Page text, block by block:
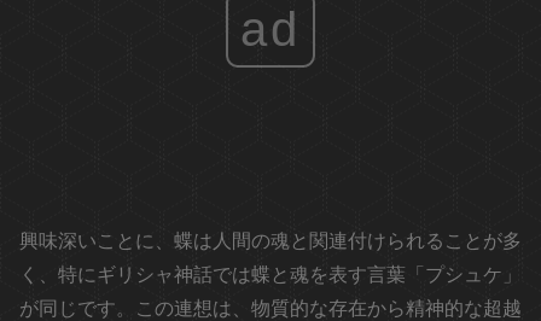
ad
興味深いことに、蝶は人間の魂と関連付けられることが多
く、特にギリシャ神話では蝶と魂を表す言葉「プシュケ」
が同じです。この連想は、物質的な存在から精神的な超越